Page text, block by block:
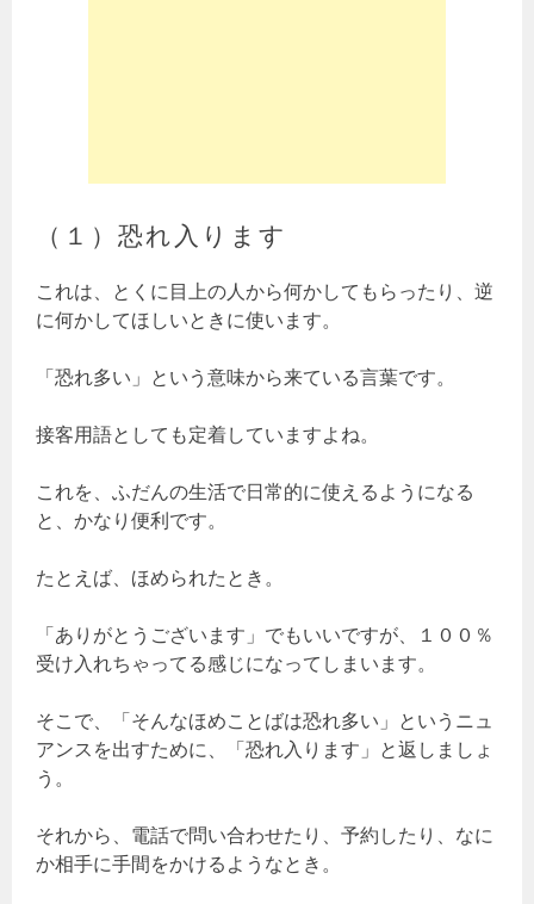
（１）恐れ入ります
これは、とくに目上の人から何かしてもらったり、逆
に何かしてほしいときに使います。
「恐れ多い」という意味から来ている言葉です。
接客用語としても定着していますよね。
これを、ふだんの生活で日常的に使えるようになる
と、かなり便利です。
たとえば、ほめられたとき。
「ありがとうございます」でもいいですが、１００％
受け入れちゃってる感じになってしまいます。
そこで、「そんなほめことばは恐れ多い」というニュ
アンスを出すために、「恐れ入ります」と返しましょ
う。
それから、電話で問い合わせたり、予約したり、なに
か相手に手間をかけるようなとき。